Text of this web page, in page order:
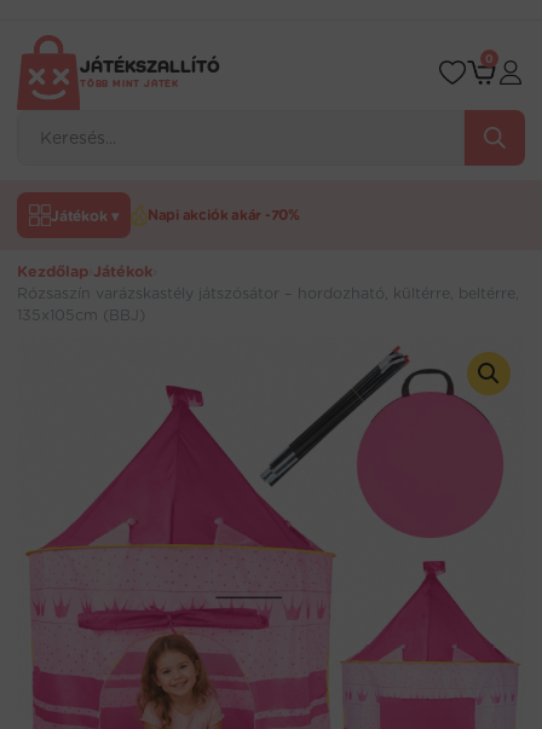
tartalomraJÁTÉKSZALLÍTÓ
TÖBB MINT JÁTÉK
search
0
Játékok ▾ Napi akciók akár -70%
Kezdőlap Játékok
Rózsaszín varázskastély játszósátor – hordozható, kültérre, beltérre,
135x105cm (BBJ)